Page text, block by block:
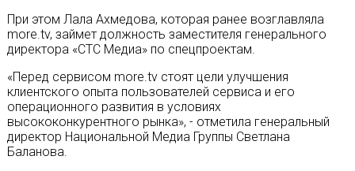
При этом Лала Ахмедова, которая ранее возглавляла
more.tv, займет должность заместителя генерального
директора «СТС Медиа» по спецпроектам.
«Перед сервисом more.tv стоят цели улучшения
клиентского опыта пользователей сервиса и его
операционного развития в условиях
высококонкурентного рынка», - отметила генеральный
директор Национальной Медиа Группы Светлана
Баланова.